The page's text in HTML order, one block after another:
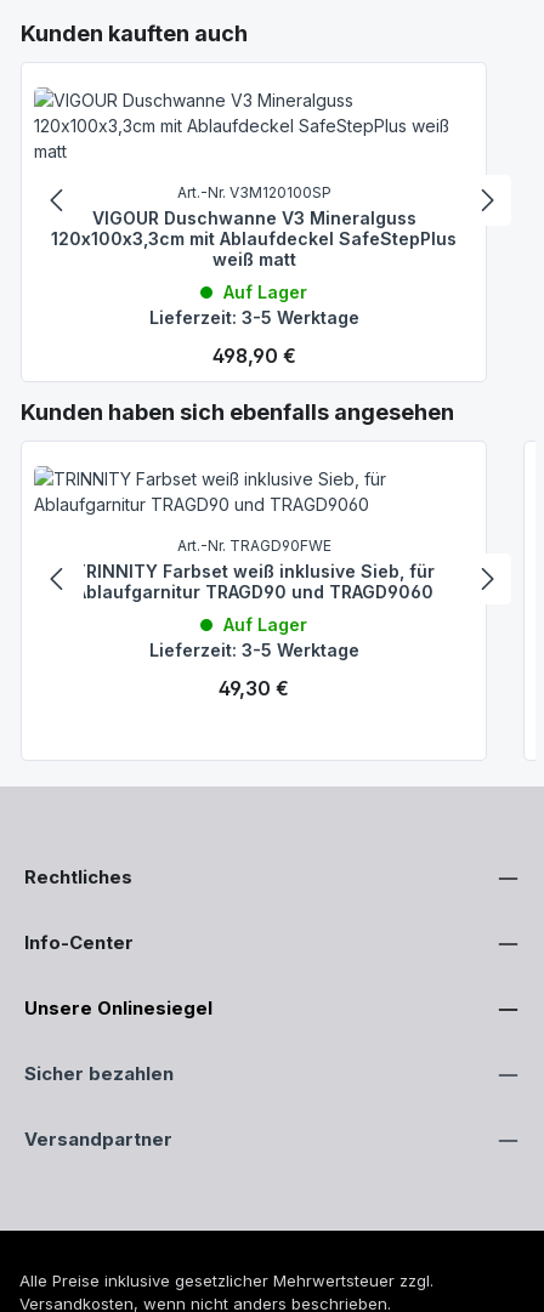
Produktgalerie überspringen
Kunden kauften auch
Art.-Nr. V3M120100SP
VIGOUR Duschwanne V3 Mineralguss
120x100x3,3cm mit Ablaufdeckel SafeStepPlus
weiß matt
Auf Lager
Lieferzeit: 3-5 Werktage
Regulärer Preis:
498,90 €
Produktgalerie überspringen
Kunden haben sich ebenfalls angesehen
Art.-Nr. TRAGD90FWE
TRINNITY Farbset weiß inklusive Sieb, für
Ablaufgarnitur TRAGD90 und TRAGD9060
Auf Lager
Lieferzeit: 3-5 Werktage
Regulärer Preis:
49,30 €
Rechtliches
Info-Center
Unsere Onlinesiegel
Sicher bezahlen
Versandpartner
Alle Preise inklusive gesetzlicher Mehrwertsteuer zzgl.
Versandkosten, wenn nicht anders beschrieben.